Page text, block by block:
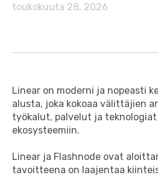
toukokuuta 28, 2026
Linear on moderni ja nopeasti
alusta, joka kokoaa välittäjien
työkalut, palvelut ja
ekosysteemiin.
Linear ja Flashnode ovat
tavoitteena on laajentaa